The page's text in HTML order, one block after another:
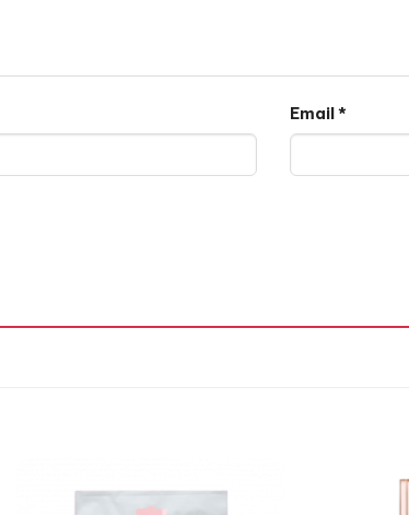
da bị kích ứng từ môi trường bên ngoài,
Email *